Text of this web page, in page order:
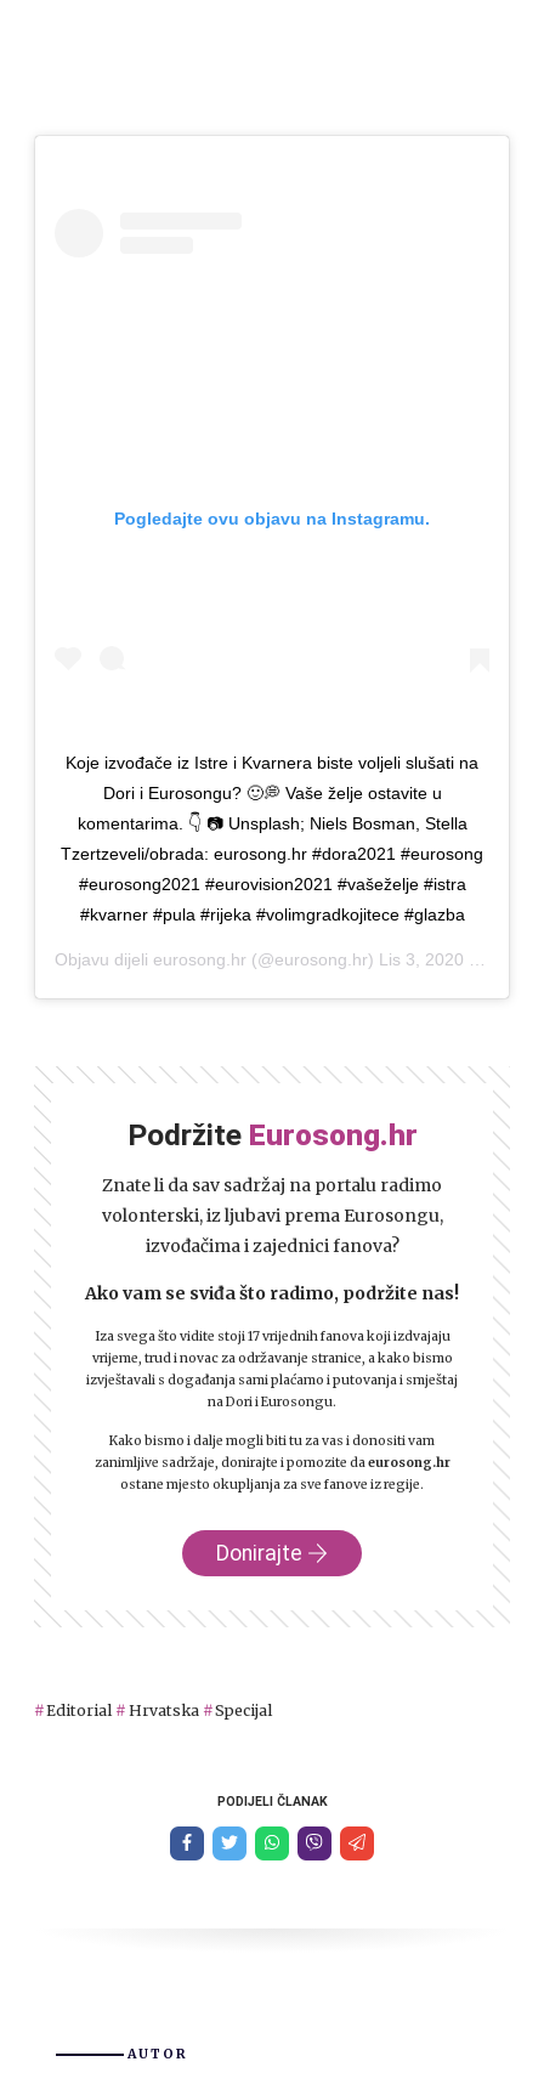
Pogledajte ovu objavu na Instagramu.
Koje izvođače iz Istre i Kvarnera biste voljeli slušati na
Dori i Eurosongu? 🙂💭 Vaše želje ostavite u
komentarima. 👇 📷 Unsplash; Niels Bosman, Stella
Tzertzeveli/obrada: eurosong.hr #dora2021 #eurosong
#eurosong2021 #eurovision2021 #vašeželje #istra
#kvarner #pula #rijeka #volimgradkojitece #glazba
Objavu dijeli eurosong.hr (@eurosong.hr) Lis 3, 2020 u 6:44 PDT
Podržite Eurosong.hr
Znate li da sav sadržaj na portalu radimo
volonterski, iz ljubavi prema Eurosongu,
izvođačima i zajednici fanova?
Ako vam se sviđa što radimo, podržite nas!
Iza svega što vidite stoji 17 vrijednih fanova koji izdvajaju
vrijeme, trud i novac za održavanje stranice, a kako bismo
izvještavali s događanja sami plaćamo i putovanja i smještaj
na Dori i Eurosongu.
Kako bismo i dalje mogli biti tu za vas i donositi vam
zanimljive sadržaje, donirajte i pomozite daeurosong.hr
ostane mjesto okupljanja za sve fanove iz regije.
Donirajte
Editorial Hrvatska Specijal
PODIJELI ČLANAK
AUTOR